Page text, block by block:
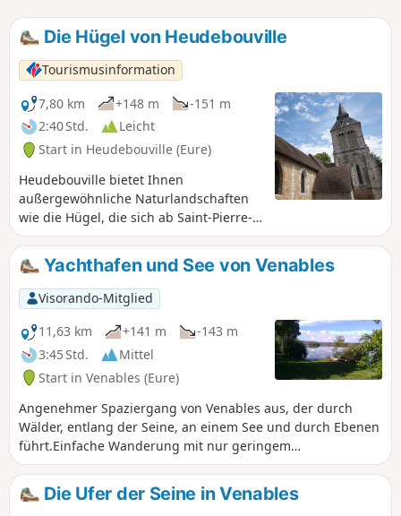
Die Hügel von Heudebouville
Tourismusinformation
7,80 km
+148 m
-151 m
2:40 Std.
Leicht
Start in Heudebouville (Eure)
Heudebouville bietet Ihnen
außergewöhnliche Naturlandschaften
wie die Hügel, die sich ab Saint-Pierre-
du-Vauvray zu einem Gebiet erstrecken,
das als Naturschutzgebiet von
ökologischem, faunistischem und
floristischem Interesse (ZNIEFF)
ausgewiesen ist. Entdecken Sie die
zahlreichen Teiche und Quellen auf
dem Plateau sowie die sogenannte „Île
de Lormais“. Das architektonische Erbe
dieses Dorfes wird Sie mit seinem
„Priorat“ am Ufer der Seine sowie
seinem prächtigen Brotbackofen am
Ausgangspunkt der Wanderung
überraschen.
Yachthafen und See von Venables
Visorando-Mitglied
11,63 km
+141 m
-143 m
3:45 Std.
Mittel
Start in Venables (Eure)
Angenehmer Spaziergang von Venables aus, der durch
Wälder, entlang der Seine, an einem See und durch Ebenen
führt.Einfache Wanderung mit nur geringem
Höhenunterschied, der jedoch ausreicht, um sehr schöne
Ausblicke zu bieten.
Die Ufer der Seine in Venables